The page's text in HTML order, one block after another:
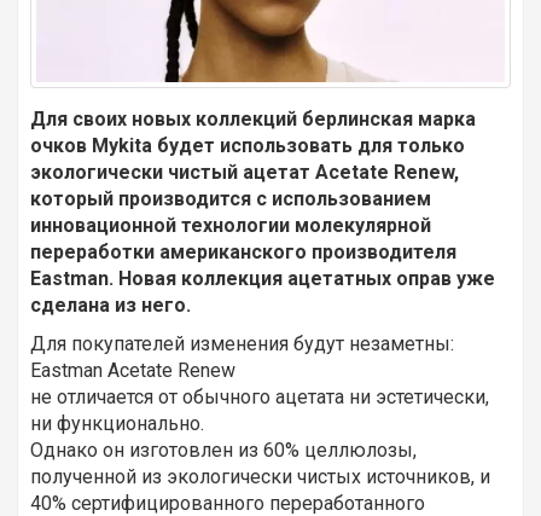
Для своих новых коллекций берлинская марка
очков Mykita будет использовать для только
экологически чистый ацетат Acetate Renew,
который производится с использованием
инновационной технологии молекулярной
переработки американского производителя
Eastman. Новая коллекция ацетатных оправ уже
сделана из него.
Для покупателей изменения будут незаметны:
Eastman Acetate Renew
не отличается от обычного ацетата ни эстетически,
ни функционально.
Однако он изготовлен из 60% целлюлозы,
полученной из экологически чистых источников, и
40% сертифицированного переработанного